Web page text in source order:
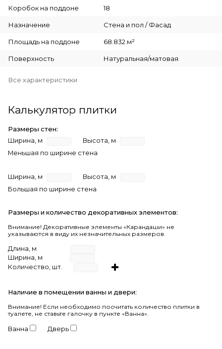
Коробок на поддоне 18
Назначение Стена и пол / Фасад
Площадь на поддоне 68.832 м²
Поверхность Натуральная/матовая
Все характеристики
Калькулятор плитки
Размеры стен:
Ширина, м
Высота, м
Меньшая по ширине стена
Ширина, м
Высота, м
Большая по ширине стена
Размеры и количество декоративных элементов:
Внимание! Декоративные элементы «Карандаши» не
указываются в виду их незначительных размеров.
Длина, м
Ширина, м
Количество, шт.
Наличие в помещении ванны и двери:
Внимание! Если необходимо посчитать количество плитки в
туалете, не ставьте галочку в пункте «Ванна».
Ванна Дверь